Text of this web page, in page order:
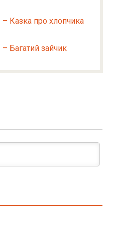
– Казка про хлопчика
Багатий зайчик